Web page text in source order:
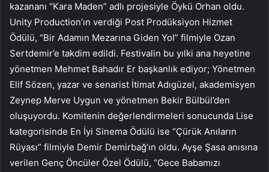
kazananı “Kara Maden” adlı projesiyle Öykü Orhan oldu.
Unity Production’ın verdiği Post Prodüksiyon Hizmet
Ödülü, “Bir Adamın Mezarına Giden Yol” filmiyle Ozan
Sertdemir’e takdim edildi. Festivalin bu yılki ana heyetine
yönetmen Mehmet Bahadır Er başkanlık ediyor; Yönetmen
Elif Sözen, yazar ve senarist İtimat Adıgüzel, akademisyen
Zeynep Merve Uygun ve yönetmen Bekir Bülbül’den
oluşuyordu. Komitenin değerlendirmeleri sonucunda Lise
kategorisinde En İyi Sinema Ödülü ise “Çürük Anıların
Rüyası” filmiyle Demir Demirbağ’ın oldu. Ayşe Şasa anısına
verilen Genç Öncüler Özel Ödülü, “Gece Babamızı